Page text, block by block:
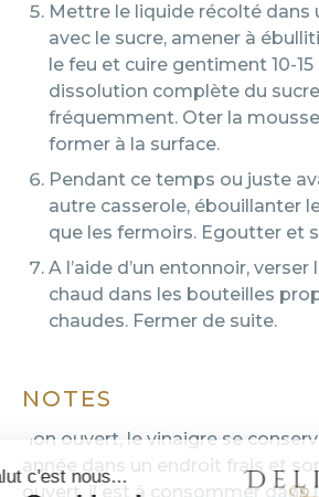
Mettre le liquide récolté dans
avec le sucre, amener à
le feu et cuire gentiment 10-15
dissolution complète du
fréquemment. Oter la
former à la surface.
Pendant ce temps ou juste
autre casserole, ébouillanter
que les fermoirs. Egoutter et
A l’aide d’un entonnoir,
chaud dans les bouteilles
chaudes. Fermer de suite.
NOTES
non ouvert, le vinaigre se
année dans un endroit frais et
ouvert, il est à consommer dans